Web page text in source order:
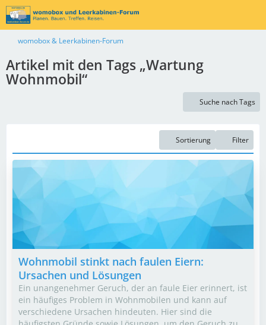
womobox & Leerkabinen-Forum
Artikel mit den Tags „Wartung
Wohnmobil“
Suche nach Tags
Sortierung Filter
Wohnmobil stinkt nach faulen Eiern:
Ursachen und Lösungen
Ein unangenehmer Geruch, der an faule Eier erinnert, ist
ein häufiges Problem in Wohnmobilen und kann auf
verschiedene Ursachen hindeuten. Hier sind die